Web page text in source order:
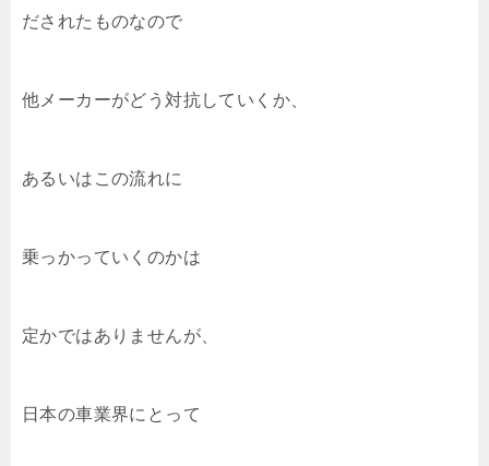
だされたものなので
他メーカーがどう対抗していくか、
あるいはこの流れに
乗っかっていくのかは
定かではありませんが、
日本の車業界にとって